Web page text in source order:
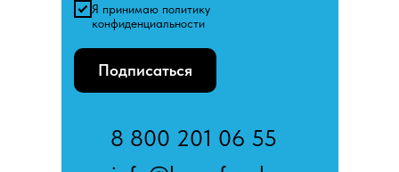
Я принимаю политику
конфиденциальности
Подписаться
8 800 201 06 55